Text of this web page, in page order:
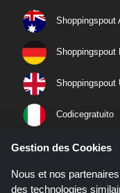
Shoppingspout
Shoppingspout
Shoppingspout
Codicegratuito
Shoppingspout
Shoppingspout
Gestion des Cookies
Nous et nos
des technologies